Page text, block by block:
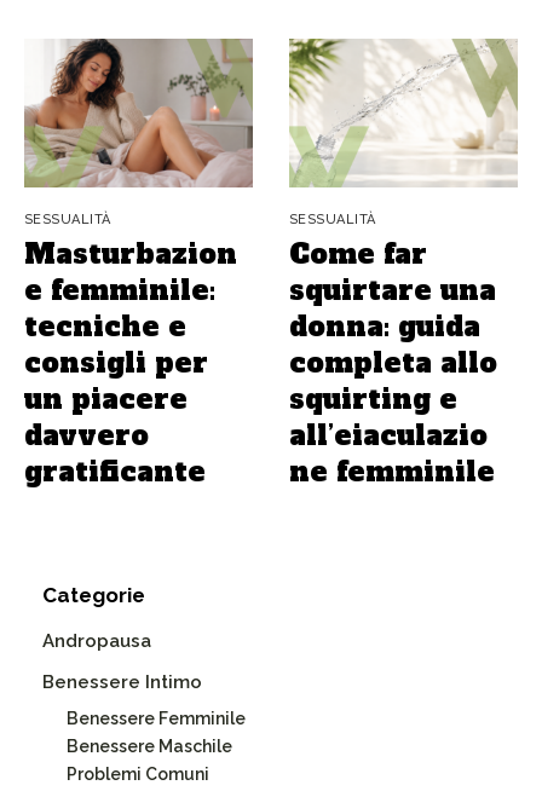
SESSUALITÀ
Masturbazion
e femminile:
tecniche e
consigli per
un piacere
davvero
gratificante
SESSUALITÀ
Come far
squirtare una
donna: guida
completa allo
squirting e
all’eiaculazio
ne femminile
Categorie
Andropausa
Benessere Intimo
Benessere Femminile
Benessere Maschile
Problemi Comuni